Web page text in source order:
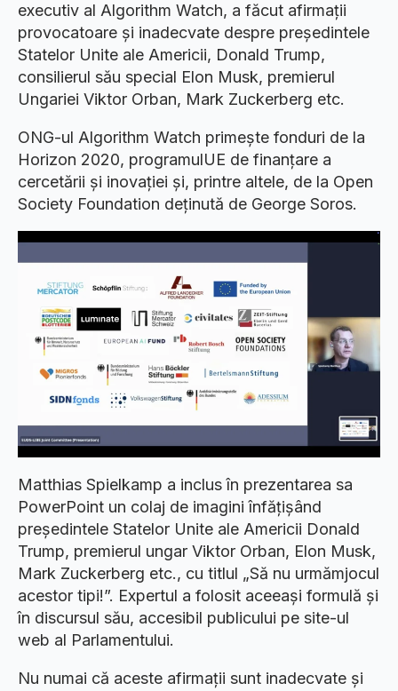
executiv al Algorithm Watch, a făcut afirmații
provocatoare și inadecvate despre președintele
Statelor Unite ale Americii, Donald Trump,
consilierul său special Elon Musk, premierul
Ungariei Viktor Orban, Mark Zuckerberg etc.
ONG-ul Algorithm Watch primește fonduri de la
Horizon 2020, programulUE de finanțare a
cercetării și inovației și, printre altele, de la Open
Society Foundation deținută de George Soros.
Matthias Spielkamp a inclus în prezentarea sa
PowerPoint un colaj de imagini înfățișând
președintele Statelor Unite ale Americii Donald
Trump, premierul ungar Viktor Orban, Elon Musk,
Mark Zuckerberg etc., cu titlul „Să nu urmămjocul
acestor tipi!”. Expertul a folosit aceeași formulă și
în discursul său, accesibil publicului pe site-ul
web al Parlamentului.
Nu numai că aceste afirmații sunt inadecvate și